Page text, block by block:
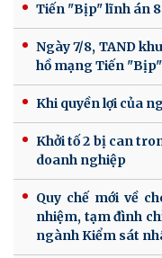
Tiến "Bịp" lĩnh án
Ngày 7/8, TAND
hồ mạng Tiến "Bịp"
Khi quyền lợi của
Khởi tố 2 bị can
doanh nghiệp
Quy chế mới về
nhiệm, tạm đình
ngành Kiểm sát